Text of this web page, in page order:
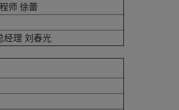
师 徐蕾
经理 刘春光